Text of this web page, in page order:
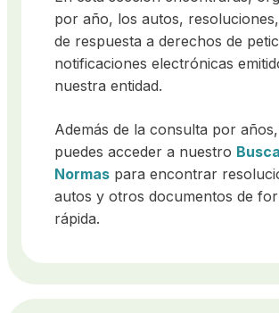
por año, los autos,
de respuesta a derechos de
notificaciones electrónicas
nuestra entidad.
Además de la consulta por
puedes acceder a nuestro
Normas para encontrar
autos y otros documentos de
rápida.